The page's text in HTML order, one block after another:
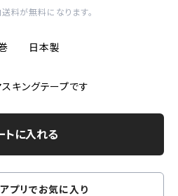
料が無料になります。
巻 日本製
キングテープです
トに入れる
プリでお気に入り